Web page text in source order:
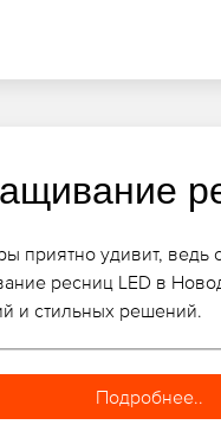
приятно удивит, ведь
ресниц LED в
и стильных решений.
Подробнее..